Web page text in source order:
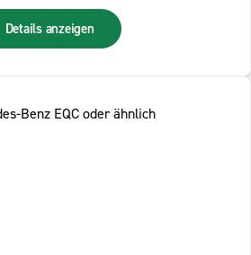
Details anzeigen